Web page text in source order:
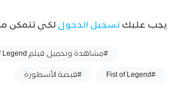
يجب عليك تسجيل الدخول لكي تتمكن
#مشاهدة وتحميل فيلم Fist of Legend
#Fist of Legend #قبضة الأسطورة